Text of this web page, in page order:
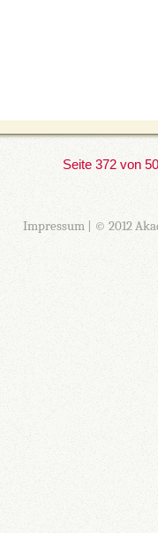
Seite 372 von
Impressum| © 2012